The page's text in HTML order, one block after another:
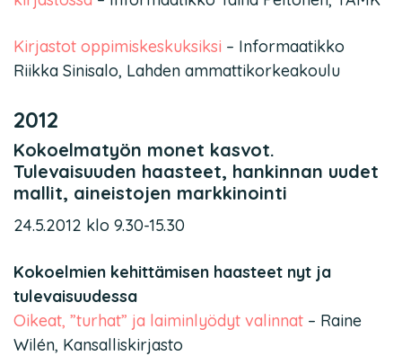
Kirjastot oppimiskeskuksiksi – Informaatikko
Riikka Sinisalo, Lahden ammattikorkeakoulu
2012
Kokoelmatyön monet kasvot.
Tulevaisuuden haasteet, hankinnan uudet
mallit, aineistojen markkinointi
24.5.2012 klo 9.30-15.30
Kokoelmien kehittämisen haasteet nyt ja
tulevaisuudessa
Oikeat, ”turhat” ja laiminlyödyt valinnat – Raine
Wilén, Kansalliskirjasto